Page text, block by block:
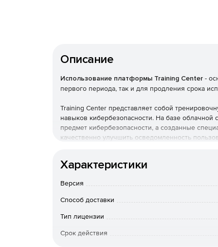
Описание
Использование платформы Training Center -
первого периода, так и для продления срока
Training Center представляет собой
навыков кибербезопасности. На базе облачной
предмет кибербезопасности, а созданные
качественно улучшить осведомленность
проверки полученных знаний. Онлайн-
Используйте сервис Training Center для
Использование сервиса
Характеристики
Версия
Способ доставки
Тип лицензии
Срок действия